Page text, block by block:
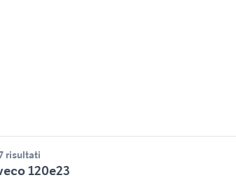
risultati
120e23